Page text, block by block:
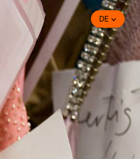
DE